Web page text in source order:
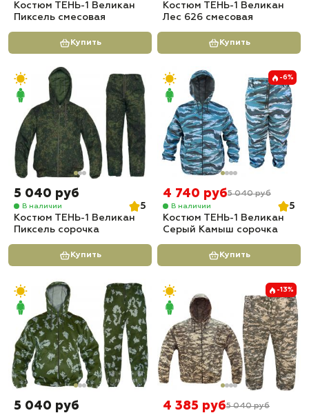
Костюм ТЕНЬ-1 Великан
Пиксель смесовая
Купить
Костюм ТЕНЬ-1 Великан
Лес 626 смесовая
Купить
5 040 руб
В наличии
5
Костюм ТЕНЬ-1 Великан
Пиксель сорочка
Купить
-6%
4 740 руб5 040 руб
В наличии
5
Костюм ТЕНЬ-1 Великан
Серый Камыш сорочка
Купить
5 040 руб
-13%
4 385 руб5 040 руб